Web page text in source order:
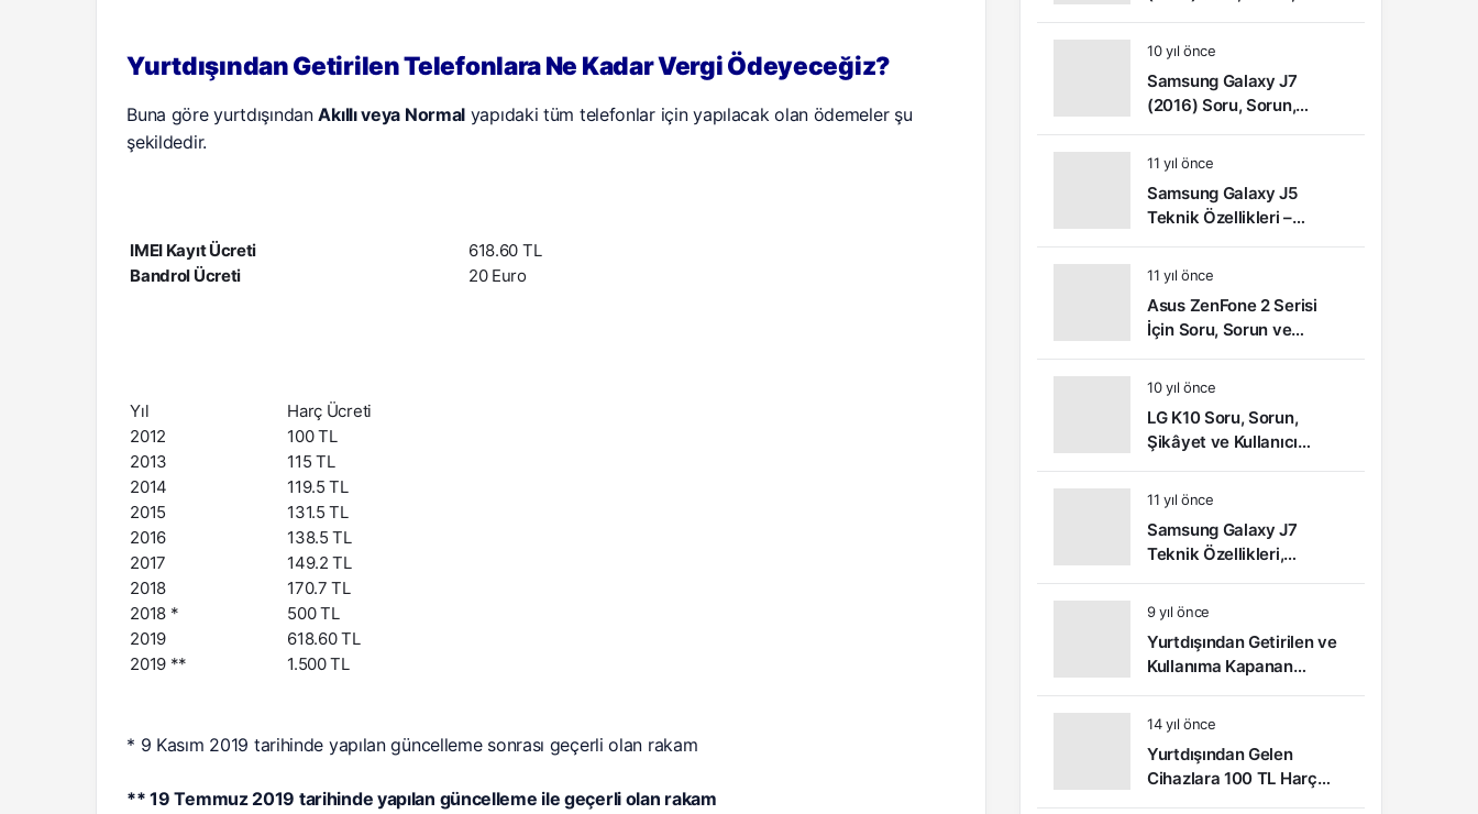
Yurtdışından Getirilen Telefonlara Ne Kadar Vergi Ödeyeceğiz?
Buna göre yurtdışındanAkıllı veya Normal yapıdaki tüm telefonlar için yapılacak olan ödemeler şu
şekildedir.
IMEI Kayıt Ücreti
618.60 TL
Bandrol Ücreti
20 Euro
Yıl
Harç Ücreti
2012
100 TL
2013
115 TL
2014
119.5 TL
2015
131.5 TL
2016
138.5 TL
2017
149.2 TL
2018
170.7 TL
2018 *
500 TL
2019
618.60 TL
2019 **
1.500 TL
* 9 Kasım 2019 tarihinde yapılan güncelleme sonrası geçerli olan rakam
** 19 Temmuz 2019 tarihinde yapılan güncelleme ile geçerli olan rakam
Şikayet ve Kullanıcı
Yorumları
10 yıl önce
Samsung Galaxy J7
(2016) Soru, Sorun,
Şikâyet ve Kullanıcı
Yorumları
11 yıl önce
Samsung Galaxy J5
Teknik Özellikleri –
Kullanıcı Yorumları (Video
İnceleme)
11 yıl önce
Asus ZenFone 2 Serisi
İçin Soru, Sorun ve
Çözüm Önerileri
10 yıl önce
LG K10 Soru, Sorun,
Şikâyet ve Kullanıcı
Yorumları
11 yıl önce
Samsung Galaxy J7
Teknik Özellikleri,
Kullanıcı Yorumları ve
Video İnceleme
9 yıl önce
Yurtdışından Getirilen ve
Kullanıma Kapanan
Telefonlar Nasıl Açılır?
14 yıl önce
Yurtdışından Gelen
Cihazlara 100 TL Harç
Ödemesi Yapılacak